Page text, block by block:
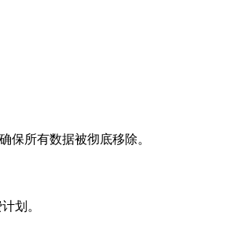
保所有数据被彻底移除。
划。